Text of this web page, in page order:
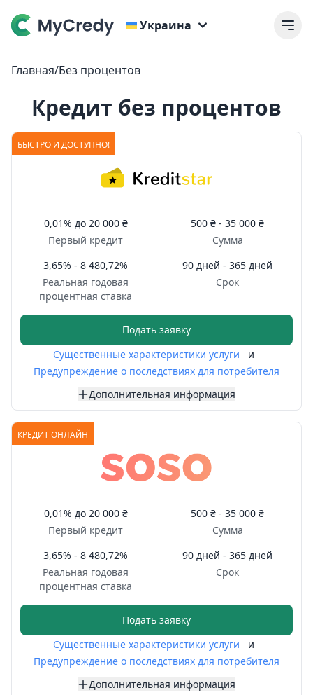
Украина
Главная/Без процентов
Кредит без процентов
БЫСТРО И ДОСТУПНО!
0,01% до 20 000 ₴
Первый кредит
500 ₴ - 35 000 ₴
Сумма
3,65% - 8 480,72%
Реальная годовая
процентная ставка
90 дней - 365 дней
Срок
Подать заявку
Существенные характеристики услуги
и
Предупреждение о последствиях для потребителя
Дополнительная информация
КРЕДИТ ОНЛАЙН
0,01% до 20 000 ₴
Первый кредит
500 ₴ - 35 000 ₴
Сумма
3,65% - 8 480,72%
Реальная годовая
процентная ставка
90 дней - 365 дней
Срок
Подать заявку
Существенные характеристики услуги
и
Предупреждение о последствиях для потребителя
Дополнительная информация